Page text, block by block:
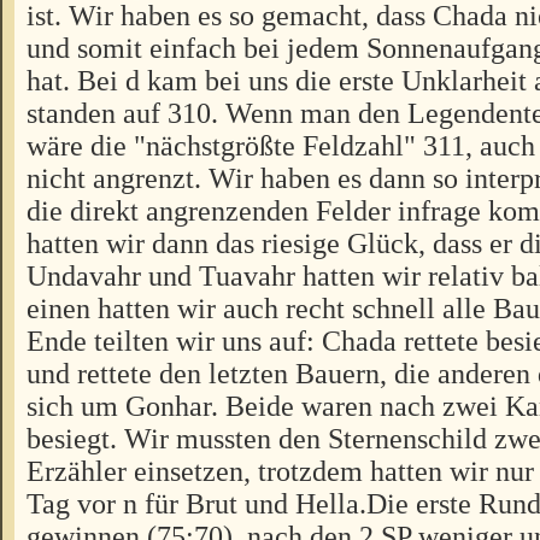
ist. Wir haben es so gemacht, dass Chada
und somit einfach bei jedem
hat. Bei d kam bei uns die erste
standen auf 310. Wenn man den
wäre die "nächstgrößte Feldzahl" 311,
nicht angrenzt. Wir haben es dann so
die direkt angrenzenden Felder infrage
hatten wir dann das riesige Glück, dass er
Undavahr und Tuavahr hatten wir relativ
einen hatten wir auch recht schnell alle
Ende teilten wir uns auf: Chada rettete
und rettete den letzten Bauern, die
sich um Gonhar. Beide waren nach zwei
besiegt. Wir mussten den Sternenschild
Erzähler einsetzen, trotzdem hatten wir
Tag vor n für Brut und Hella.Die erste